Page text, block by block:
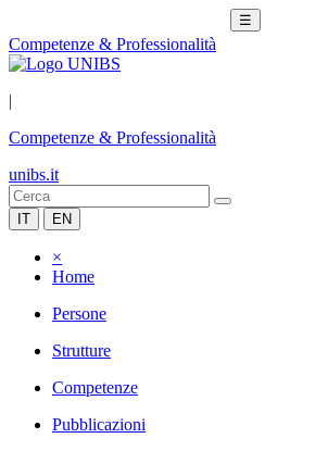
☰
Competenze & Professionalità
|
Competenze & Professionalità
unibs.it
IT EN
×
Home
Persone
Strutture
Competenze
Pubblicazioni